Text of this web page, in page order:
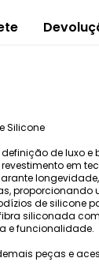
Silicone
de luxo
em
proporcionando
de silicone
siliconada
e funcionalidade.
peças e